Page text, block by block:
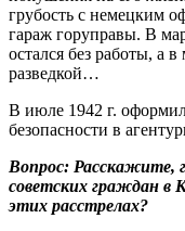
грубость с немецким
гараж горуправы. В
остался без работы, а
разведкой…
В июле 1942 г.
безопасности в
Вопрос: Расскажите,
советских граждан в
этих расстрелах?